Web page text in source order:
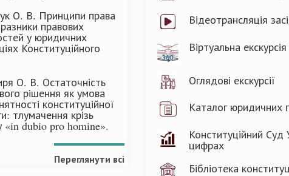
О. В. Принципи права
правових
у юридичних
Конституційного
О. В. Остаточність
рішення як умова
конституційної
тлумачення крізь
«in dubio pro homine».
Переглянути всі
Відеотрансляція
Віртуальна екскурсія
Оглядові екскурсії
Каталог юридичних
Конституційний Суд
цифрах
Бібліотека